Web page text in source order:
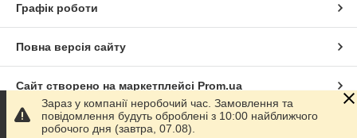
Графік роботи
Повна версія сайту
Сайт створено на маркетплейсі Prom.ua
Політика конфіденційності
Зараз у компанії неробочий час. Замовлення та
повідомлення будуть оброблені з 10:00 найближчого
робочого дня (завтра, 07.08).